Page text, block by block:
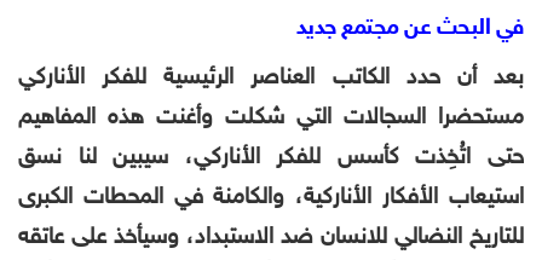
في البحث عن مجتمع جديد
بعد أن حدد الكاتب العناصر الرئيسية للفكر الأناركي
مستحضرا السجالات التي شكلت وأغنت هذه المفاهيم
حتى اتُخِذت كأسس للفكر الأناركي، سيبين لنا نسق
استيعاب الأفكار الأناركية، والكامنة في المحطات الكبرى
للتاريخ النضالي للانسان ضد الاستبداد، وسيأخذ على عاتقه